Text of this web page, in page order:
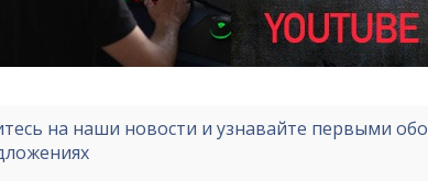
на наши новости и узнавайте первыми обо